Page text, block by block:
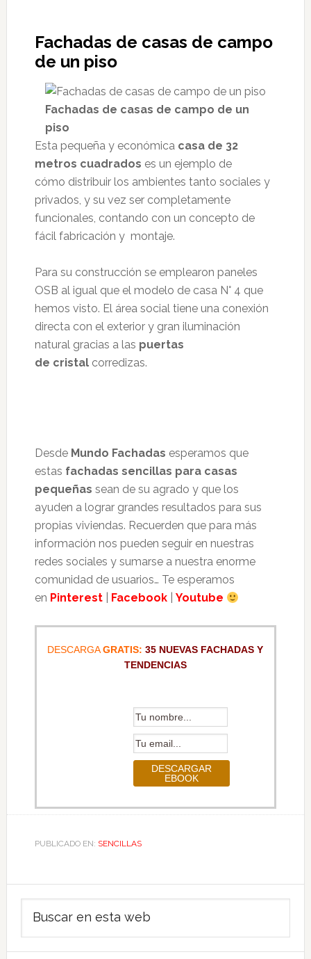
Fachadas de casas de campo
de un piso
Fachadas de casas de campo de un
piso
Esta pequeña y económica casa de 32
metros cuadrados es un ejemplo de
cómo distribuir los ambientes tanto sociales y
privados, y su vez ser completamente
funcionales, contando con un concepto de
fácil fabricación y montaje.
Para su construcción se emplearon paneles
OSB al igual que el modelo de casa N° 4 que
hemos visto. El área social tiene una conexión
directa con el exterior y gran iluminación
natural gracias a las puertas
de cristalcorredizas.
Desde Mundo Fachadas esperamos que
estas fachadas sencillas para casas
pequeñas sean de su agrado y que los
ayuden a lograr grandes resultados para sus
propias viviendas. Recuerden que para más
información nos pueden seguir en nuestras
redes sociales y sumarse a nuestra enorme
comunidad de usuarios… Te esperamos
en Pinterest| Facebook| Youtube
DESCARGAGRATIS: 35 NUEVAS FACHADAS Y
TENDENCIAS
PUBLICADO EN: SENCILLAS
Barra
lateral
principal